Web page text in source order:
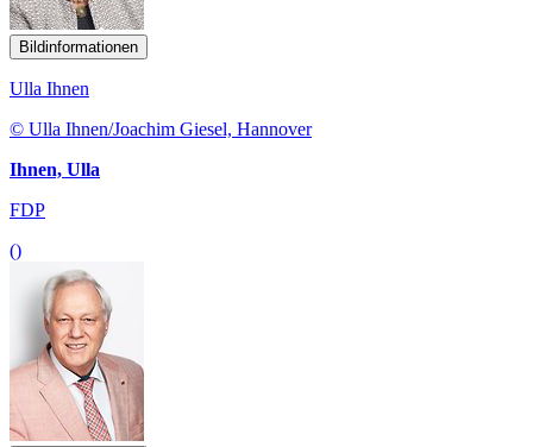
Bildinformationen
Ulla Ihnen
© Ulla Ihnen/Joachim Giesel, Hannover
Ihnen, Ulla
FDP
()